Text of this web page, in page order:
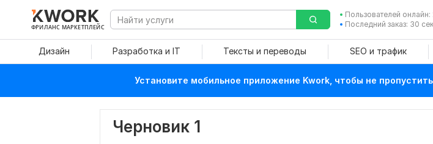
ФРИЛАНС МАРКЕТПЛЕЙС
Пользователей
Последний заказ: 30
Дизайн Разработка и IT Тексты и переводы SEO и трафик
Установите мобильное приложение Kwork, чтобы не
Черновик 1